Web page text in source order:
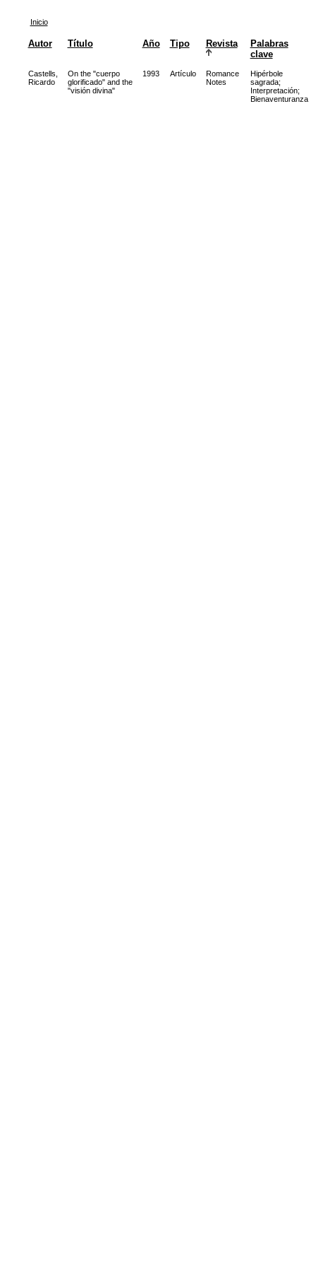
Inicio
Autor Título Año Tipo Revista
Palabras
clave
Castells,
Ricardo
On the "cuerpo
glorificado" and the
"visión divina"
1993 Artículo
Romance
Notes
Hipérbole
sagrada;
Interpretación;
Bienaventuranza